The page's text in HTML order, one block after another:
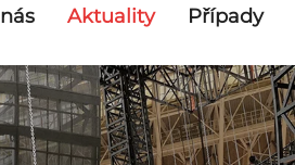
Aktuality
Případy